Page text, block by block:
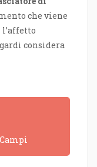
che viene
l’affetto
considera